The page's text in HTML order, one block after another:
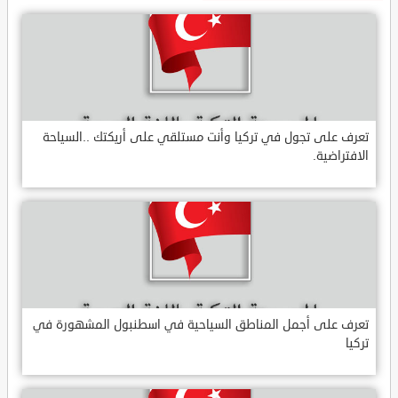
تعرف على تجول في تركيا وأنت مستلقي على أريكتك ..السياحة
الافتراضية.
تعرف على أجمل المناطق السياحية في اسطنبول المشهورة في
تركيا